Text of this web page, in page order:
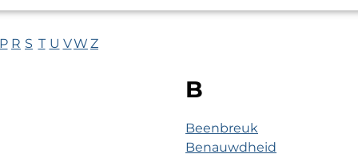
P R S T U VW Z
van A-Z B
Beenbreuk
Benauwdheid